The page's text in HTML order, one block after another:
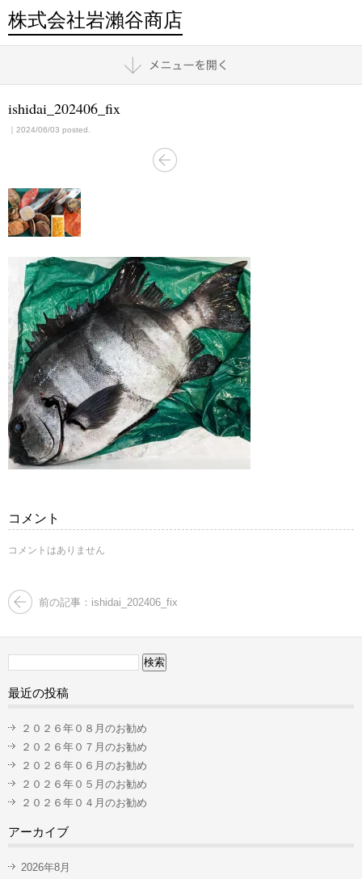
株式会社岩瀨谷商店
ishidai_202406_fix
｜2024/06/03 posted.
コメント
コメントはありません
前の記事：ishidai_202406_fix
最近の投稿
２０２６年０８月のお勧め
２０２６年０７月のお勧め
２０２６年０６月のお勧め
２０２６年０５月のお勧め
２０２６年０４月のお勧め
アーカイブ
2026年8月